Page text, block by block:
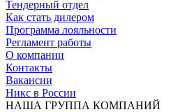
Тендерный отдел
Как стать дилером
Программа лояльности
Регламент работы
О компании
Контакты
Вакансии
Никс в России
НАША ГРУППА КОМПАНИЙ